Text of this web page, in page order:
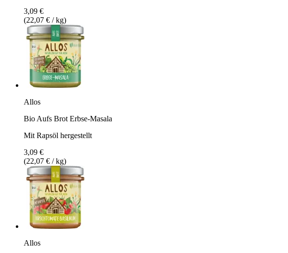
3,09 €
(22,07 € / kg)
Allos
Bio Aufs Brot Erbse-Masala
Mit Rapsöl hergestellt
3,09 €
(22,07 € / kg)
Allos